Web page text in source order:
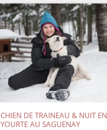
CHIEN DE TRAINEAU & NUIT EN
YOURTE AU SAGUENAY